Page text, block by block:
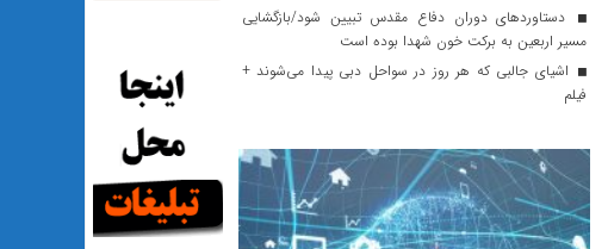
دستاوردهای دوران دفاع مقدس تبیین شود/بازگشایی
مسیر اربعین به برکت خون شهدا بوده است
اشیای جالبی که هر روز در سواحل دبی پیدا می‌شوند +
فیلم